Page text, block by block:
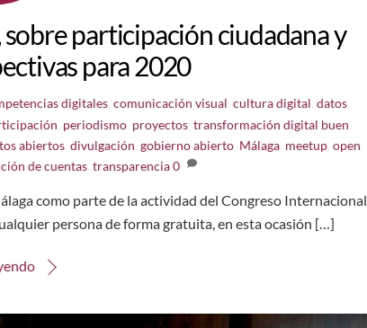
participación ciudadana y
para 2020
digitales, comunicación visual cultura digital datos,
periodismo, proyectos, transformación digital buen
abiertos, divulgación gobierno abierto, Málaga, meetup, open
de cuentas, transparencia 0
como parte de la actividad del Congreso Internacional
persona de forma gratuita, en esta ocasión […]